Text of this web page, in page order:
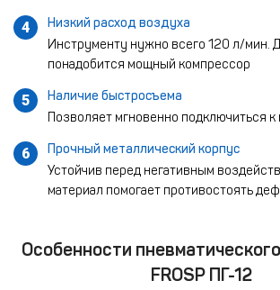
4
Низкий расход воздуха
Инструменту нужно всего 120 л/мин.
понадобится мощный компрессор
5
Наличие быстросъема
Позволяет мгновенно подключиться к
6
Прочный металлический корпус
Устойчив перед негативным
материал помогает противостоять
Особенности
FROSP ПГ-12